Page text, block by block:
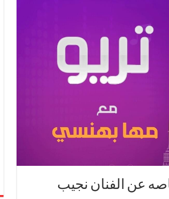
عن الفنان نجيب